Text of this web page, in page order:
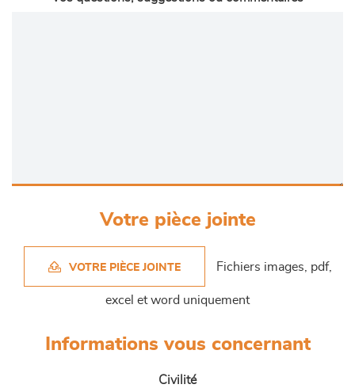
Votre pièce jointe
VOTRE PIÈCE JOINTE Fichiers images, pdf,
excel et word uniquement
Informations vous concernant
Civilité